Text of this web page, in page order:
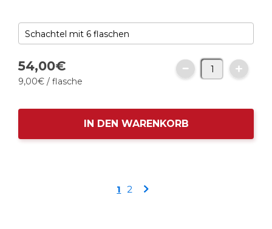
54,00€
9,00€ / flasche
IN DEN WARENKORB
Seite
Sie
1 Seite
2 Seite